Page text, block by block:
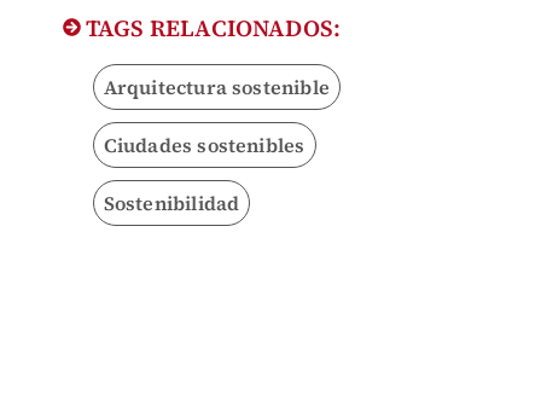
TAGS RELACIONADOS:
Arquitectura sostenible
Ciudades sostenibles
Sostenibilidad